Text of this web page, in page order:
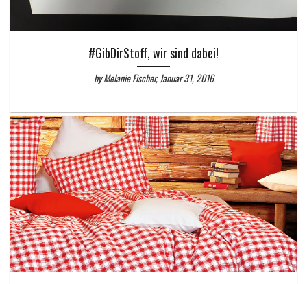
#GibDirStoff, wir sind dabei!
by Melanie Fischer, Januar 31, 2016